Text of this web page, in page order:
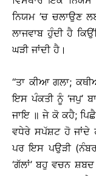
ਨਿਯਮ ’ਚ ਚਲਾਉਣ
ਲਾਜਵਾਬ ਹੁੰਦੀ ਹੈ
ਘੜੀ ਜਾਂਦੀ ਹੈ।
‘‘ਤਾ ਕੀਆ ਗਲਾ;
ਇਸ ਪੰਕਤੀ ਨੂੰ ‘ਜਪੁ’
ਜਾਇ ॥ ਜੇ ਕੋ ਕਹੈ; ਪਿਛੈ
ਵਧੇਰੇ ਸਪੱਸ਼ਟ ਹੋ ਜਾਂਦੇ
ਪਰ ਇਸ ਪਉੜੀ
‘ਗੱਲਾਂ’ ਬਹੁ ਵਚਨ ਸ਼ਬਦ